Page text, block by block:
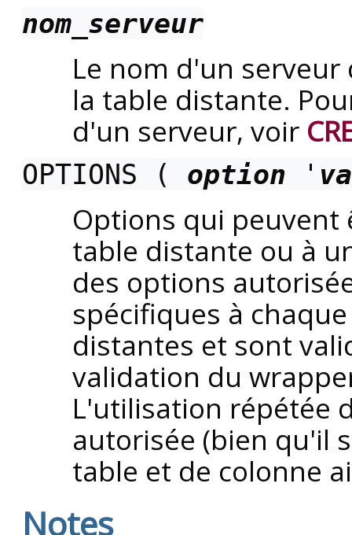
nom_serveur
Le nom d'un
la table distante.
d'un serveur, voir
OPTIONS ( option '
Options qui peuvent
table distante ou à
des options
spécifiques à
distantes et sont
validation du
L'utilisation répétée
autorisée (bien qu'il
table et de colonne
Notes